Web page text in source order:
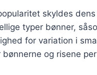
skyldes
typer bønner,
for variation i
bønnerne og risene